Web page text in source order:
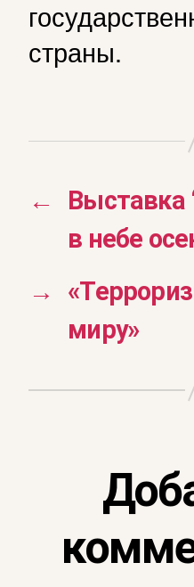
страны.
←
Выставка
в небе
→
миру»